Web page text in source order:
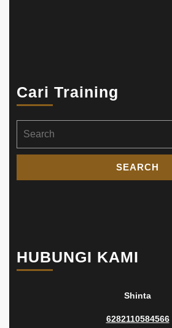
Cari Training
for:
HUBUNGI KAMI
Shinta
6282110584566